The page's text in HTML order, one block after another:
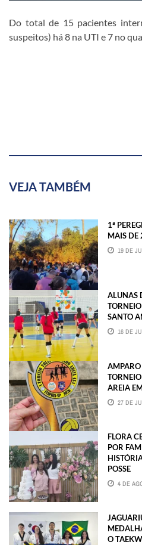
Do total de 15 pacientes
suspeitos) há 8 na UTI e 7 no
VEJA TAMBÉM
1ª
MAIS DE
19 DE
ALUNAS
SANTO
16 DE
AREIA
27 DE
FLORA
POR
POSSE
4 DE
O